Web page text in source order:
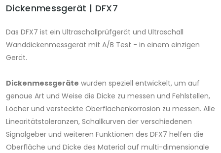
Dickenmessgerät | DFX7
Das DFX7 ist ein Ultraschallprüfgerät und Ultraschall
Wanddickenmessgerät mit A/B Test - in einem einzigen
Gerät.
Dickenmessgeräte wurden speziell entwickelt, um auf
genaue Art und Weise die Dicke zu messen und Fehlstellen,
Löcher und versteckte Oberflächenkorrosion zu messen. Alle
Linearitätstoleranzen, Schallkurven der verschiedenen
Signalgeber und weiteren Funktionen des DFX7 helfen die
Oberfläche und Dicke des Material auf multi-dimensionale